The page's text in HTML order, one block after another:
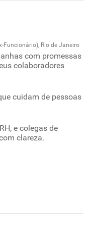
Rio de Janeiro
com promessas
colaboradores
cuidam de pessoas
e colegas de
clareza.